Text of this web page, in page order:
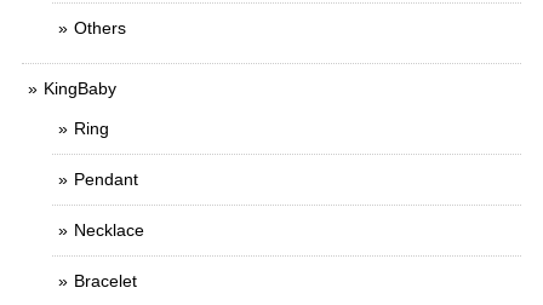
Others
KingBaby
Ring
Pendant
Necklace
Bracelet